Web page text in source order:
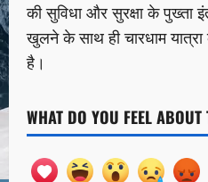
की सुविधा और सुरक्षा के पुख्ता
खुलने के साथ ही चारधाम
है।
WHAT DO YOU FEEL ABOUT